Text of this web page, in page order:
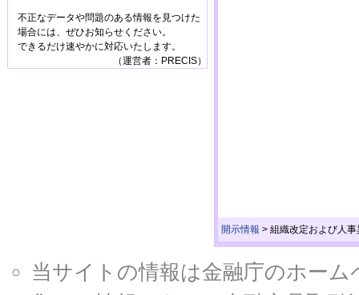
開示情報 > 組織改定および人
不正なデータや問題のある情報を見つけた
場合には、ぜひお知らせください。
できるだけ速やかに対応いたします。
（運営者：PRECIS）
当サイトの情報は金融庁のホー